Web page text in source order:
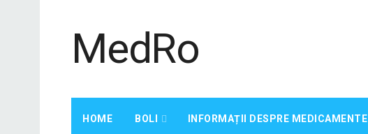
MedRo
HOME BOLI INFORMAȚII DESPRE MEDICAMENTE